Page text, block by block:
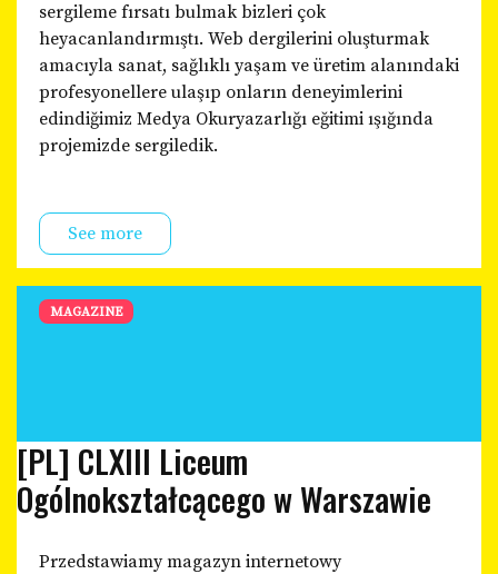
sergileme fırsatı bulmak bizleri çok
heyacanlandırmıştı. Web dergilerini oluşturmak
amacıyla sanat, sağlıklı yaşam ve üretim alanındaki
profesyonellere ulaşıp onların deneyimlerini
edindiğimiz Medya Okuryazarlığı eğitimi ışığında
projemizde sergiledik.
See more
MAGAZINE
[PL] CLXIII Liceum
Ogólnokształcącego w Warszawie
Przedstawiamy magazyn internetowy